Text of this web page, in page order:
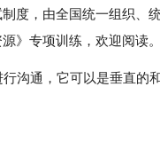
度，由全国统一组织、
》专项训练，欢迎阅读。
沟通，它可以是垂直的